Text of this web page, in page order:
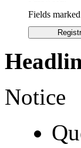
Fields
Notice